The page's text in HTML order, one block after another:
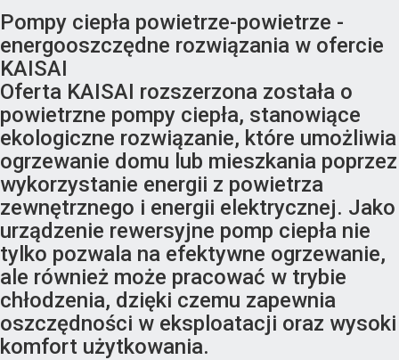
Pompy ciepła powietrze-powietrze -
energooszczędne rozwiązania w ofercie
KAISAI
Oferta KAISAI rozszerzona została o
powietrzne pompy ciepła, stanowiące
ekologiczne rozwiązanie, które umożliwia
ogrzewanie domu lub mieszkania poprzez
wykorzystanie energii z powietrza
zewnętrznego i energii elektrycznej. Jako
urządzenie rewersyjne pomp ciepła nie
tylko pozwala na efektywne ogrzewanie,
ale również może pracować w trybie
chłodzenia, dzięki czemu zapewnia
oszczędności w eksploatacji oraz wysoki
komfort użytkowania.